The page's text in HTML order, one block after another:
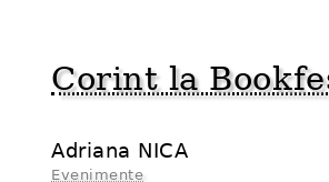
Corint la
Adriana NICA
Evenimente